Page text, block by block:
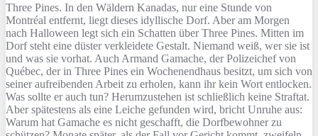
Three Pines. In den Wäldern Kanadas, nur eine Stunde von
Montréal entfernt, liegt dieses idyllische Dorf. Aber am Morgen
nach Halloween legt sich ein Schatten über Three Pines. Mitten im
Dorf steht eine düster verkleidete Gestalt. Niemand weiß, wer sie ist
und was sie vorhat. Auch Armand Gamache, der Polizeichef von
Québec, der in Three Pines ein Wochenendhaus besitzt, um sich von
seiner aufreibenden Arbeit zu erholen, kann ihr kein Wort entlocken.
Was sollte er auch tun? Herumzustehen ist schließlich keine Straftat.
Aber spätestens als eine Leiche gefunden wird, bricht Unruhe aus:
Warum hat Gamache es nicht geschafft, die Dorfbewohner zu